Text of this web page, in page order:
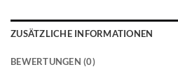
ZUSÄTZLICHE INFORMATIONEN
BEWERTUNGEN (0)